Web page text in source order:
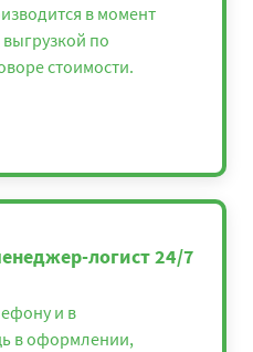
в момент
по
стоимости.
логист 24/7
и в
в оформлении,